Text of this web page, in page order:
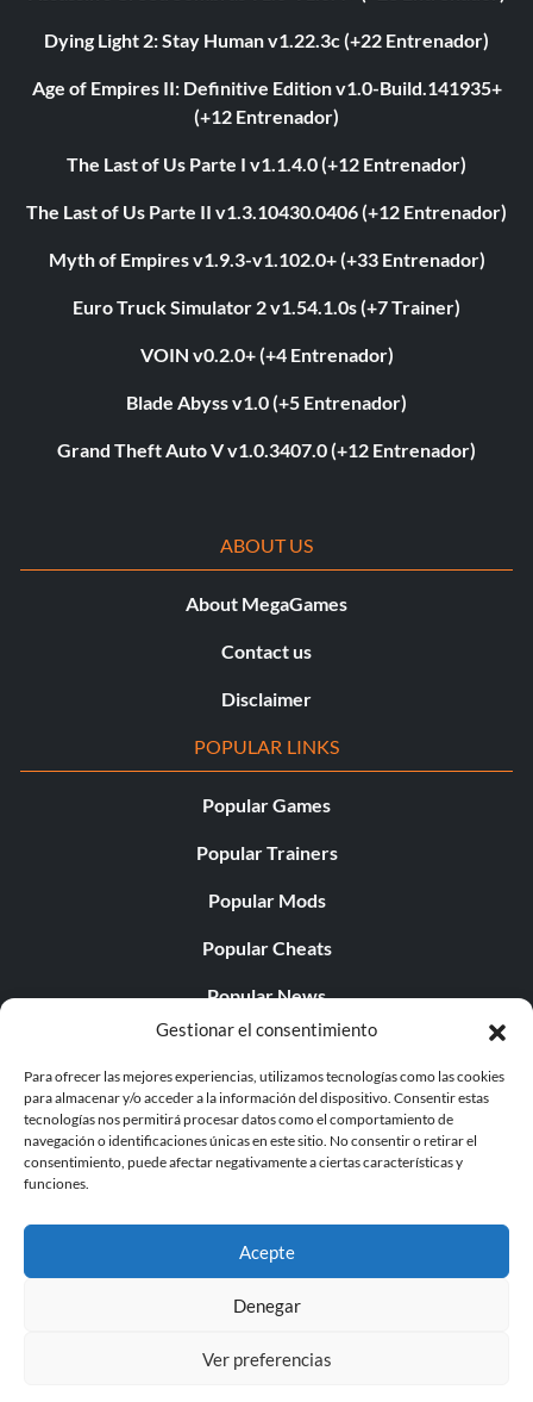
Gestionar el consentimiento
Para ofrecer las mejores experiencias, utilizamos tecnologías como las cookies
para almacenar y/o acceder a la información del dispositivo. Consentir estas
tecnologías nos permitirá procesar datos como el comportamiento de
navegación o identificaciones únicas en este sitio. No consentir o retirar el
consentimiento, puede afectar negativamente a ciertas características y
funciones.
Acepte
Denegar
Ver preferencias
Dying Light 2: Stay Human v1.22.3c (+22 Entrenador)
Age of Empires II: Definitive Edition v1.0-Build.141935+
(+12 Entrenador)
The Last of Us Parte I v1.1.4.0 (+12 Entrenador)
The Last of Us Parte II v1.3.10430.0406 (+12 Entrenador)
Myth of Empires v1.9.3-v1.102.0+ (+33 Entrenador)
Euro Truck Simulator 2 v1.54.1.0s (+7 Trainer)
VOIN v0.2.0+ (+4 Entrenador)
Blade Abyss v1.0 (+5 Entrenador)
Grand Theft Auto V v1.0.3407.0 (+12 Entrenador)
ABOUT US
About MegaGames
Contact us
Disclaimer
POPULAR LINKS
Popular Games
Popular Trainers
Popular Mods
Popular Cheats
Popular News
Popular Editorials
Popular Free Games
LATEST UPDATES